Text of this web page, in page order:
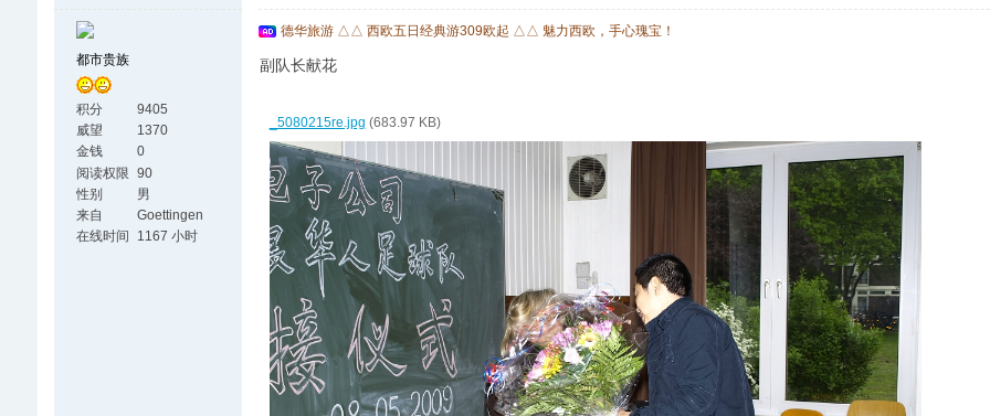
都市贵族
积分
9405
威望
1370
金钱
0
阅读权限 90
性别
男
来自
Goettingen
在线时间
1167 小时
德华旅游 △△ 西欧五日经典游309欧起 △△ 魅力西欧，手心瑰宝！
副队长献花
_5080215re.jpg (683.97 KB)